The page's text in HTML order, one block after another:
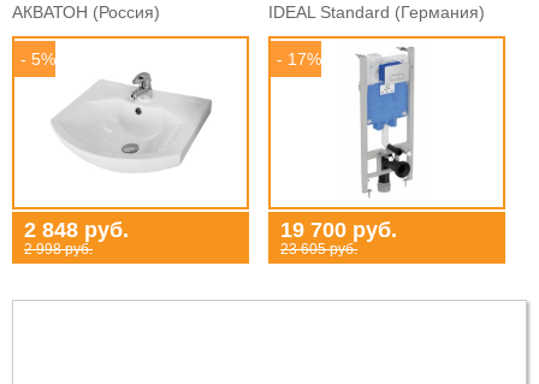
АКВАТОН (Россия)
- 5%
2 848 руб.
2 998 руб.
IDEAL Standard (Германия)
- 17%
19 700 руб.
23 605 руб.